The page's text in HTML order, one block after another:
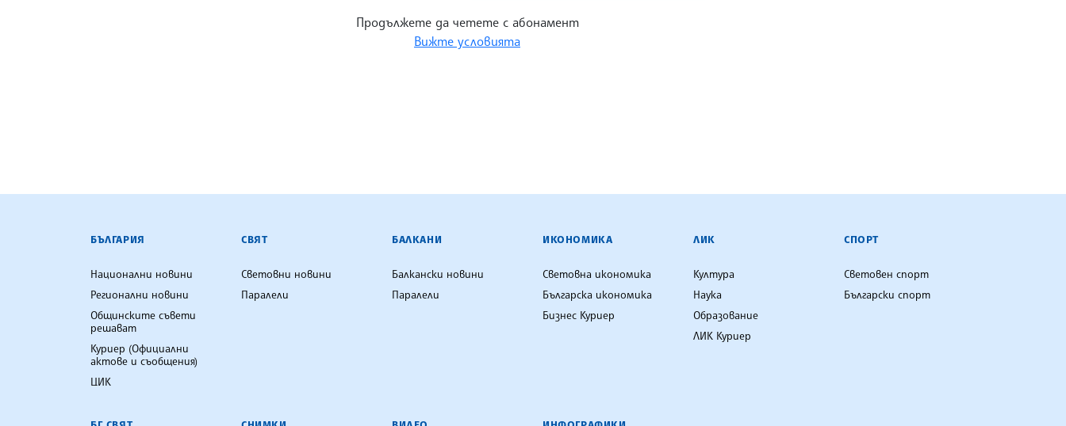
Продължете да четете с абонамент
Вижте условията
БЪЛГАРСКА ТЕЛЕГРАФНА АГЕНЦИЯ
БЪЛГАРИЯ
Национални новини
Регионални новини
Общинските съвети
решават
Куриер (Официални
актове и съобщения)
ЦИК
СВЯТ
Световни новини
Паралели
БАЛКАНИ
Балкански новини
Паралели
ИКОНОМИКА
Световна икономика
Българска икономика
Бизнес Куриер
ЛИК
Култура
Наука
Образование
ЛИК Куриер
СПОРТ
Световен спорт
Български спорт